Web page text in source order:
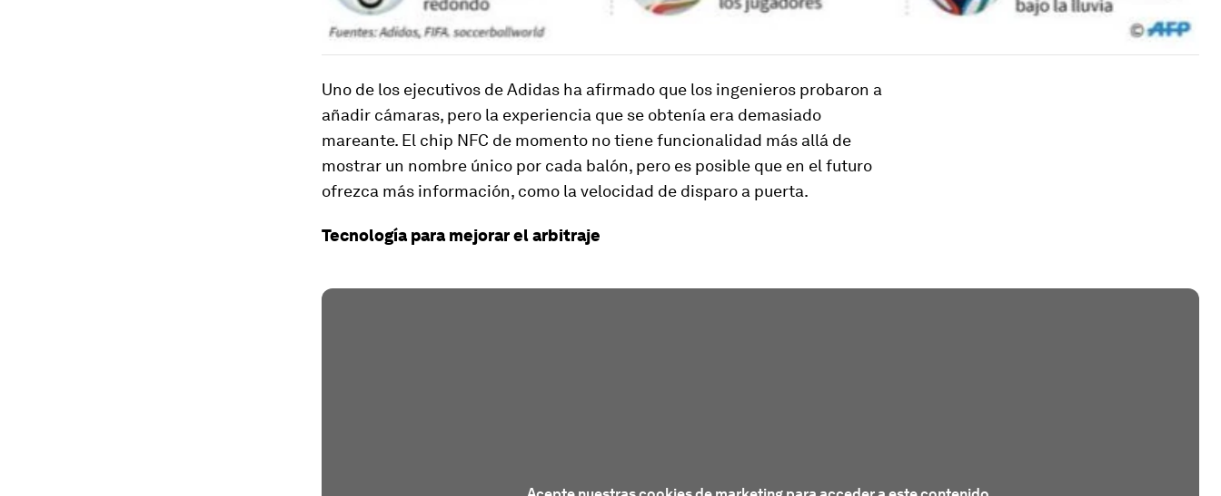
Uno de los ejecutivos de Adidas ha afirmado que los ingenieros probaron a
añadir cámaras, pero la experiencia que se obtenía era demasiado
mareante. El chip NFC de momento no tiene funcionalidad más allá de
mostrar un nombre único por cada balón, pero es posible que en el futuro
ofrezca más información, como la velocidad de disparo a puerta.
Tecnología para mejorar el arbitraje